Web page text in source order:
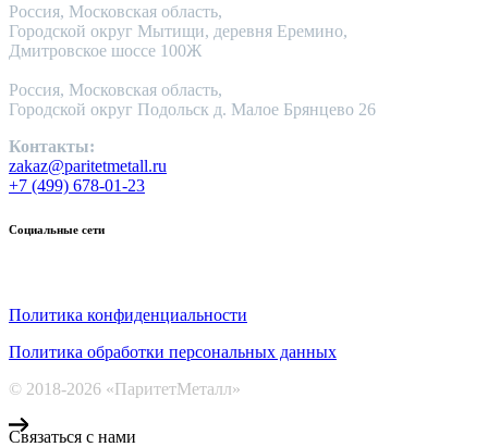
Россия, Московская область,
Городской округ Мытищи, деревня Еремино,
Дмитровское шоссе 100Ж
Россия, Московская область,
Городской округ Подольск д. Малое Брянцево 26
Контакты:
zakaz@paritetmetall.ru
+7 (499) 678-01-23
Социальные сети
Политика конфиденциальности
Политика обработки персональных данных
© 2018-2026 «ПаритетМеталл»
Связаться с нами